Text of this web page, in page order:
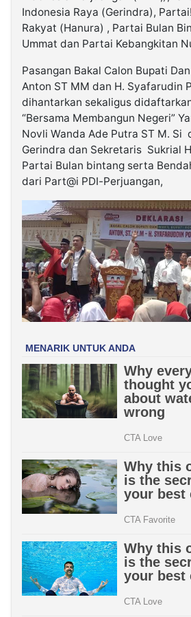
Indonesia Raya (Gerindra),
Rakyat (Hanura) , Partai Bulan
Ummat dan Partai Kebangkitan
Pasangan Bakal Calon Bupati
Anton ST MM dan H. Syafarudin
dihantarkan sekaligus
“Bersama Membangun Negeri”
Novli Wanda Ade Putra ST M. Si
Gerindra dan Sekretaris Sukrial
Partai Bulan bintang serta
dari Part@i PDI-Perjuangan,